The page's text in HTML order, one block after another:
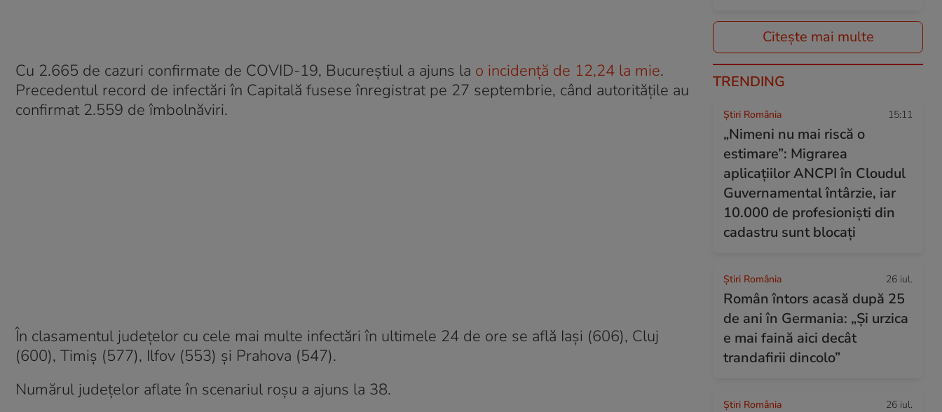
Cu 2.665 de cazuri confirmate de COVID-19, Bucureștiul a ajuns la o incidență de 12,24 la mie.
Precedentul record de infectări în Capitală fusese înregistrat pe 27 septembrie, când autoritățile au
confirmat 2.559 de îmbolnăviri.
În clasamentul județelor cu cele mai multe infectări în ultimele 24 de ore se află Iași (606), Cluj
(600), Timiș (577), Ilfov (553) și Prahova (547).
Numărul județelor aflate în scenariul roșu a ajuns la 38.
Citește mai multe
TRENDING
Știri România 15:11
„Nimeni nu mai riscă o
estimare”: Migrarea
aplicațiilor ANCPI în Cloudul
Guvernamental întârzie, iar
10.000 de profesioniști din
cadastru sunt blocați
Știri România 26 iul.
Român întors acasă după 25
de ani în Germania: „Și urzica
e mai faină aici decât
trandafirii dincolo”
Știri România 26 iul.